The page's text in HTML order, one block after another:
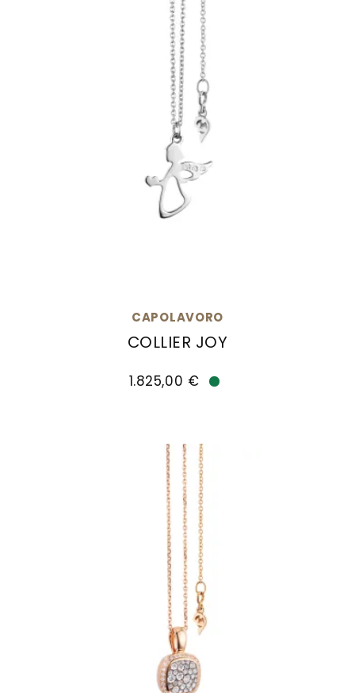
CAPOLAVORO
COLLIER JOY
1.825,00 €